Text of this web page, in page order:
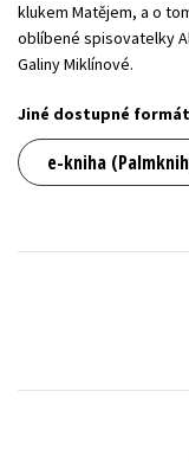
klukem Matějem, a o
oblíbené spisovatelky
Galiny Miklínové.
Jiné dostupné
e-kniha